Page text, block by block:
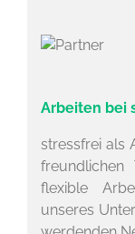
Arbeiten bei
stressfrei als
flexible
unseres